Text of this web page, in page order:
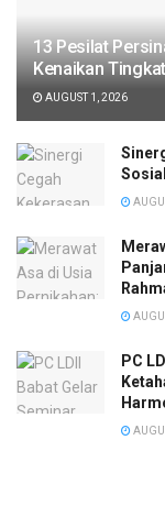
13 Pesilat
Kenaikan
AUGUST 1, 2026
PC